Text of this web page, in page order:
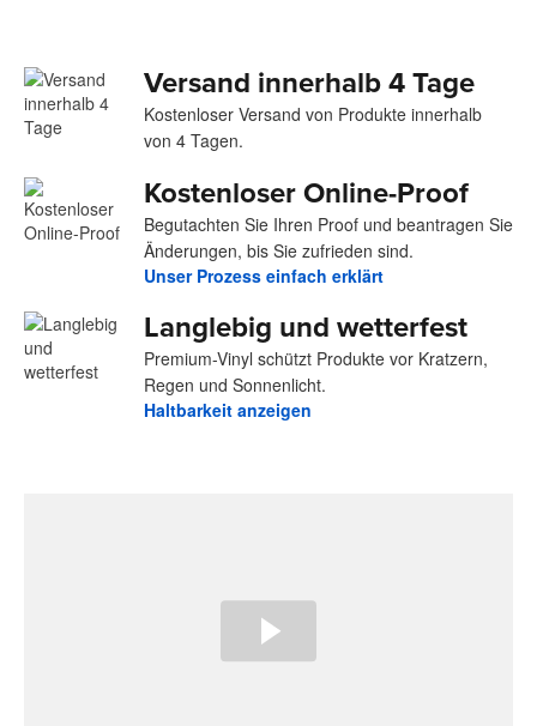
Versand innerhalb 4 Tage
Kostenloser Versand von Produkte innerhalb
von 4 Tagen.
Kostenloser Online-Proof
Begutachten Sie Ihren Proof und beantragen Sie
Änderungen, bis Sie zufrieden sind.
Unser Prozess einfach erklärt
Langlebig und wetterfest
Premium-Vinyl schützt Produkte vor Kratzern,
Regen und Sonnenlicht.
Haltbarkeit anzeigen